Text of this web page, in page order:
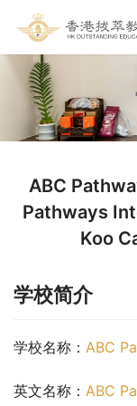
ABC
Pathways
Koo
学校简介
学校名称： ABC
英文名称： ABC